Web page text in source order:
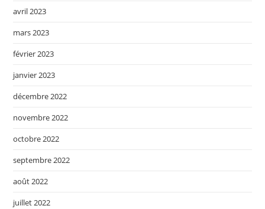
avril 2023
mars 2023
février 2023
janvier 2023
décembre 2022
novembre 2022
octobre 2022
septembre 2022
août 2022
juillet 2022